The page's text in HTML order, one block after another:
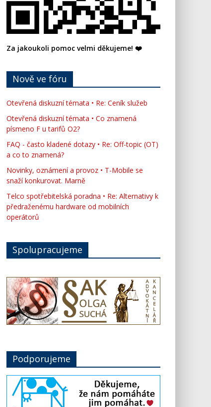
Za jakoukoli pomoc velmi děkujeme! ❤️
Nově ve fóru
Otevřená diskuzní témata • Re: Ceník služeb
Otevřená diskuzní témata • Co znamená
písmeno F u tarifů O2?
FAQ - často kladené dotazy • Re: Off-topic (OT)
a co to znamená?
Novinky, oznámení a provoz • T-Mobile se
snaží konkurovat. Marně
Telco spotřebitelská poradna • Re: Alternativy k
předraženému hardware od mobilních
operátorů
Spolupracujeme
Podporujeme